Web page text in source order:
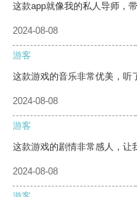
这款app就像我的私人导师，
2024-08-08
游客
这款游戏的音乐非常优美，听
2024-08-08
游客
这款游戏的剧情非常感人，让
2024-08-08